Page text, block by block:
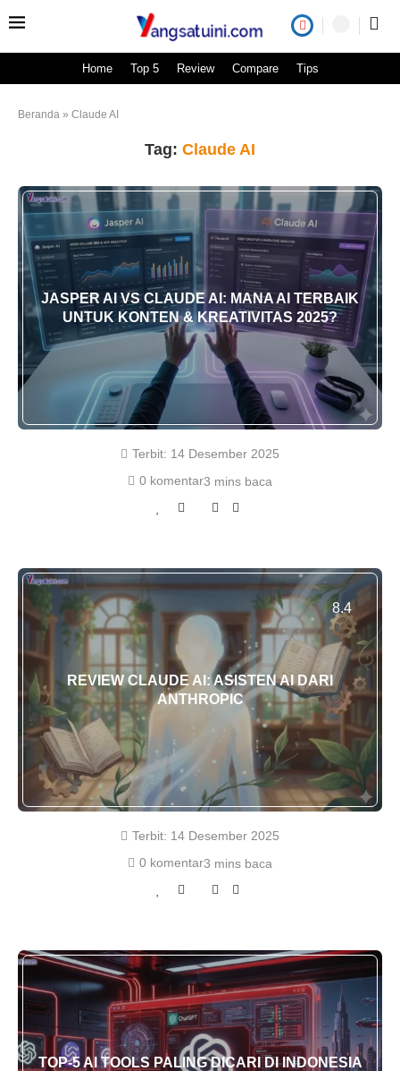
Home Top 5 Review Compare Tips
Beranda » Claude AI
Tag: Claude AI
JASPER AI VS CLAUDE AI: MANA AI TERBAIK
UNTUK KONTEN & KREATIVITAS 2025?
Terbit: 14 Desember 2025
0 komentar3 mins baca
8.4
REVIEW CLAUDE AI: ASISTEN AI DARI
ANTHROPIC
Terbit: 14 Desember 2025
0 komentar3 mins baca
TOP‑5 AI TOOLS PALING DICARI DI INDONESIA